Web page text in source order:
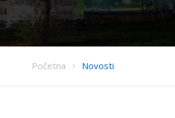
Početna Novosti